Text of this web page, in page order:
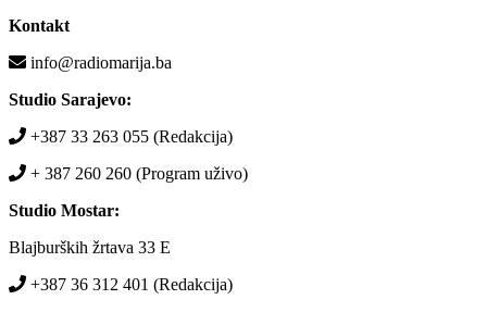
Kontakt
info@radiomarija.ba
Studio Sarajevo:
+387 33 263 055 (Redakcija)
+ 387 260 260 (Program uživo)
Studio Mostar:
Blajburških žrtava 33 E
+387 36 312 401 (Redakcija)